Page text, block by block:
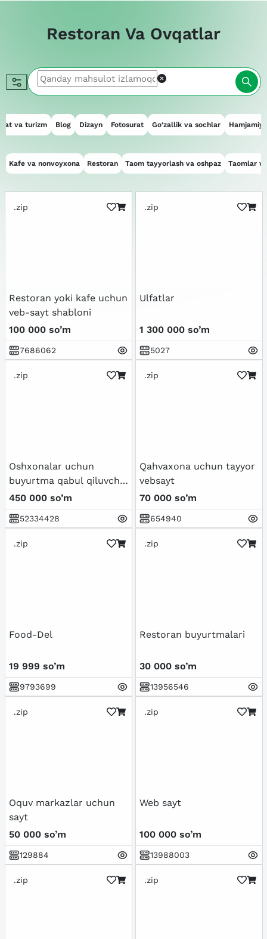
Restoran Va Ovqatlar
va turizm Blog Dizayn Fotosurat Go‘zallik va sochlar
Kafe va nonvoyxona Restoran Taom tayyorlash va oshpaz Taomlar
.zip
Restoran yoki kafe uchun
veb-sayt shabloni
100 000 so’m
7686062
.zip
Ulfatlar
1 300 000 so’m
5027
.zip
Oshxonalar uchun
buyurtma qabul qiluvchi
sayt + bot
450 000 so’m
52334428
.zip
Qahvaxona uchun tayyor
vebsayt
70 000 so’m
654940
.zip
Food-Del
19 999 so’m
9793699
.zip
Restoran buyurtmalari
30 000 so’m
13956546
.zip
Oquv markazlar uchun
sayt
50 000 so’m
129884
.zip
Web sayt
100 000 so’m
13988003
.zip .zip